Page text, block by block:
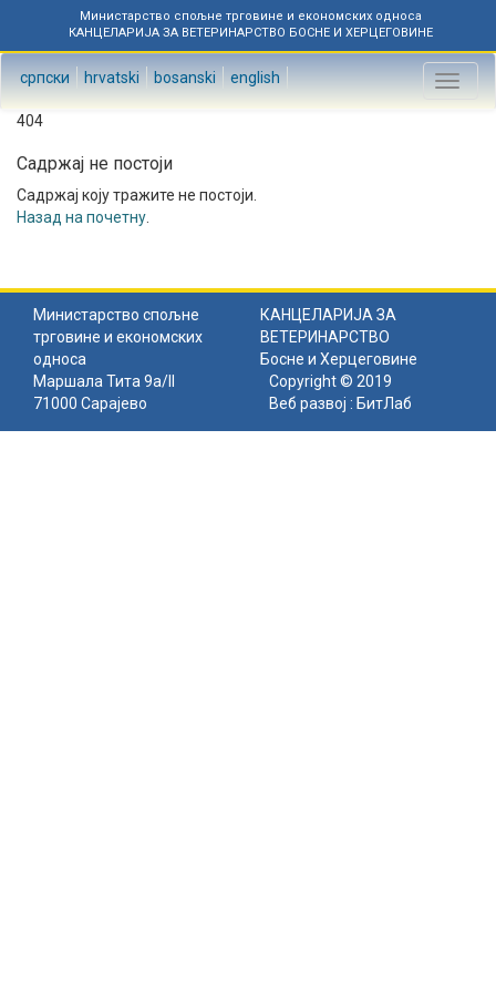
Министарство спољне трговине и економских односа
КАНЦЕЛАРИЈА ЗА ВЕТЕРИНАРСТВО БОСНЕ И ХЕРЦЕГОВИНЕ
српски hrvatski bosanski english
Toggle
404
Садржај не постоји
Садржај коју тражите не постоји.
Назад на почетну
Министарство спољне
трговине и економских
односа
КАНЦЕЛАРИЈА ЗА
ВЕТЕРИНАРСТВО
Босне и Херцеговине
Маршала Тита 9а/II
71000 Сарајево
Copyright © 2019
Веб развој : БитЛаб